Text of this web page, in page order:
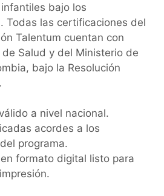
bajo los
Todas las certificaciones del
Talentum cuentan con
Salud y del Ministerio de
bajo la Resolución
a nivel nacional.
acordes a los
programa.
formato digital listo para